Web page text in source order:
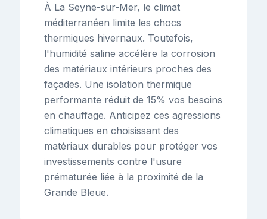
À La Seyne-sur-Mer, le climat
méditerranéen limite les chocs
thermiques hivernaux. Toutefois,
l'humidité saline accélère la corrosion
des matériaux intérieurs proches des
façades. Une isolation thermique
performante réduit de 15% vos besoins
en chauffage. Anticipez ces agressions
climatiques en choisissant des
matériaux durables pour protéger vos
investissements contre l'usure
prématurée liée à la proximité de la
Grande Bleue.